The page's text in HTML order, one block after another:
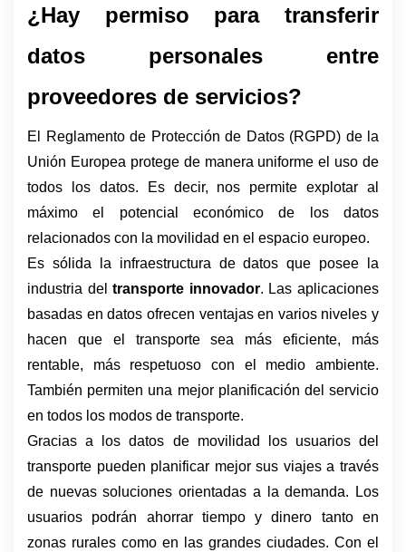
¿Hay permiso para transferir
datos personales entre
proveedores de servicios?
El Reglamento de Protección de Datos (RGPD) de la
Unión Europea protege de manera uniforme el uso de
todos los datos. Es decir, nos permite explotar al
máximo el potencial económico de los datos
relacionados con la movilidad en el espacio europeo.
Es sólida la infraestructura de datos que posee la
industria del transporte innovador. Las aplicaciones
basadas en datos ofrecen ventajas en varios niveles y
hacen que el transporte sea más eficiente, más
rentable, más respetuoso con el medio ambiente.
También permiten una mejor planificación del servicio
en todos los modos de transporte.
Gracias a los datos de movilidad los usuarios del
transporte pueden planificar mejor sus viajes a través
de nuevas soluciones orientadas a la demanda. Los
usuarios podrán ahorrar tiempo y dinero tanto en
zonas rurales como en las grandes ciudades. Con el